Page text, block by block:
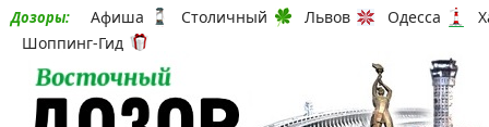
Дозоры: Афиша Столичный Львов Одесса
Шоппинг-Гид